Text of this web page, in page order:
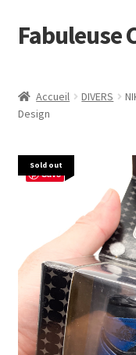
Aller
à
navigation
Aller
au
Fabuleuse
En boutique
Superflat Museum
En
Accueil DIVERS
Design
Sold out
Save